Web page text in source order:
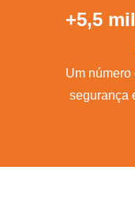
+5,5
Um
segurança